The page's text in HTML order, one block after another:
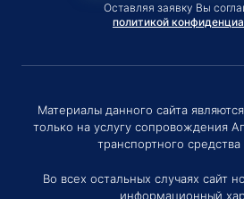
Оставляя заявку Вы
политикой
Материалы данного сайта
только на услугу сопровождения
транспортного
Во всех остальных случаях сайт
информационный